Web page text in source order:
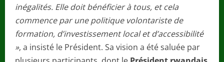
inégalités. Elle doit bénéficier à tous, et cela
commence par une politique volontariste de
formation, d’investissement local et d’accessibilité
», a insisté le Président. Sa vision a été saluée par